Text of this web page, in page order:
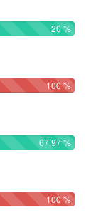
20 %
100 %
67.97 %
100 %